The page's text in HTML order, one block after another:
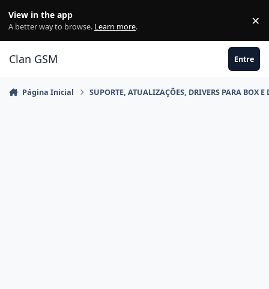
View in the app
A better way to browse. Learn more. ×
Clan GSM Entre
Página Inicial SUPORTE, ATUALIZAÇÕES, DRIVERS PARA BOX E